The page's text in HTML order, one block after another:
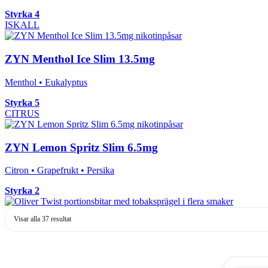
Styrka 4
ISKALL
ZYN Menthol Ice Slim 13.5mg
Menthol • Eukalyptus
Styrka 5
CITRUS
ZYN Lemon Spritz Slim 6.5mg
Citron • Grapefrukt • Persika
Styrka 2
Visar alla 37 resultatSortera